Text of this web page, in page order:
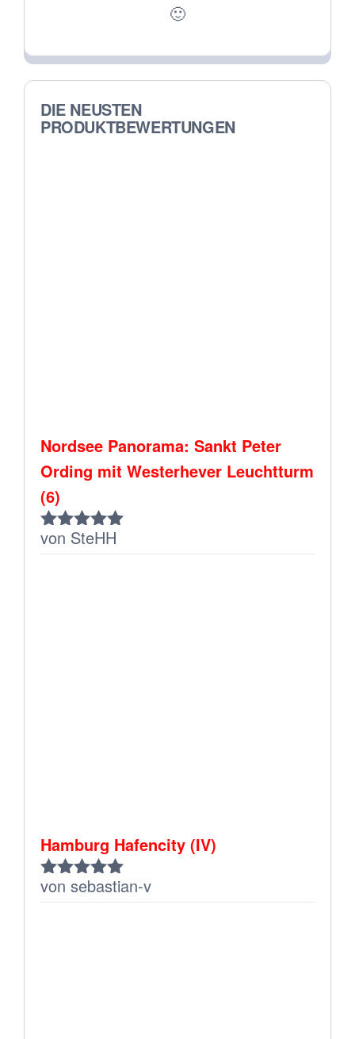
DIE NEUSTEN
PRODUKTBEWERTUNGEN
Nordsee Panorama: Sankt Peter
Ording mit Westerhever Leuchtturm
(6)
Bewertet
von SteHH
Hamburg Hafencity (IV)
Bewertet
von sebastian-v